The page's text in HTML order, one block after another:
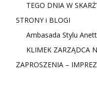
TEGO DNIA W
STRONY i BLOGI
Ambasada Stylu
KLIMEK ZARZĄDCA
ZAPROSZENIA –